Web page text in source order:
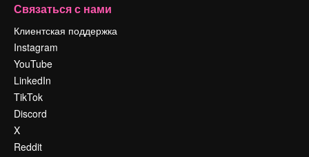
Связаться с нами
Клиентская поддержка
Instagram
YouTube
LinkedIn
TikTok
Discord
X
Reddit